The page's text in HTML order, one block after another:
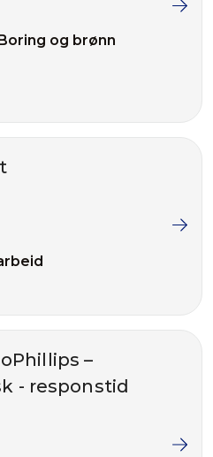
og brønn
–
- responstid